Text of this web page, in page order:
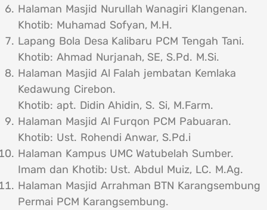
Halaman Masjid Nurullah Wanagiri Klangenan.
Khotib: Muhamad Sofyan, M.H.
Lapang Bola Desa Kalibaru PCM Tengah Tani.
Khotib: Ahmad Nurjanah, SE, S.Pd. M.Si.
Halaman Masjid Al Falah jembatan Kemlaka
Kedawung Cirebon.
Khotib: apt. Didin Ahidin, S. Si, M.Farm.
Halaman Masjid Al Furqon PCM Pabuaran.
Khotib: Ust. Rohendi Anwar, S.Pd.i
Halaman Kampus UMC Watubelah Sumber.
Imam dan Khotib: Ust. Abdul Muiz, LC. M.Ag.
Halaman Masjid Arrahman BTN Karangsembung
Permai PCM Karangsembung.